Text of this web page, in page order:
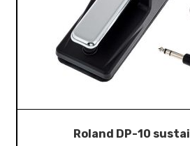
Roland DP-10